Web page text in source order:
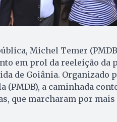
Michel Temer
em prol da reeleição da
de Goiânia. Organizado
a caminhada
que marcharam por mais